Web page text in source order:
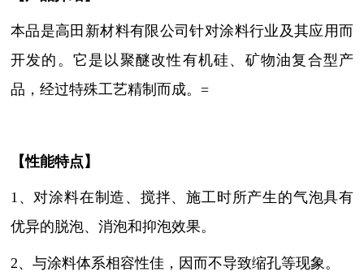
本品是高田新材料有限公司针对涂料行业及其应用而
开发的。它是以聚醚改性有机硅、矿物油复合型产
品，经过特殊工艺精制而成。=
【性能特点】
1、对涂料在制造、搅拌、施工时所产生的气泡具有
优异的脱泡、消泡和抑泡效果。
2、与涂料体系相容性佳，因而不导致缩孔等现象。